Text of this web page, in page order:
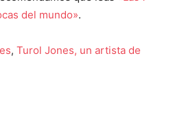
del mundo».
, Turol Jones, un artista de